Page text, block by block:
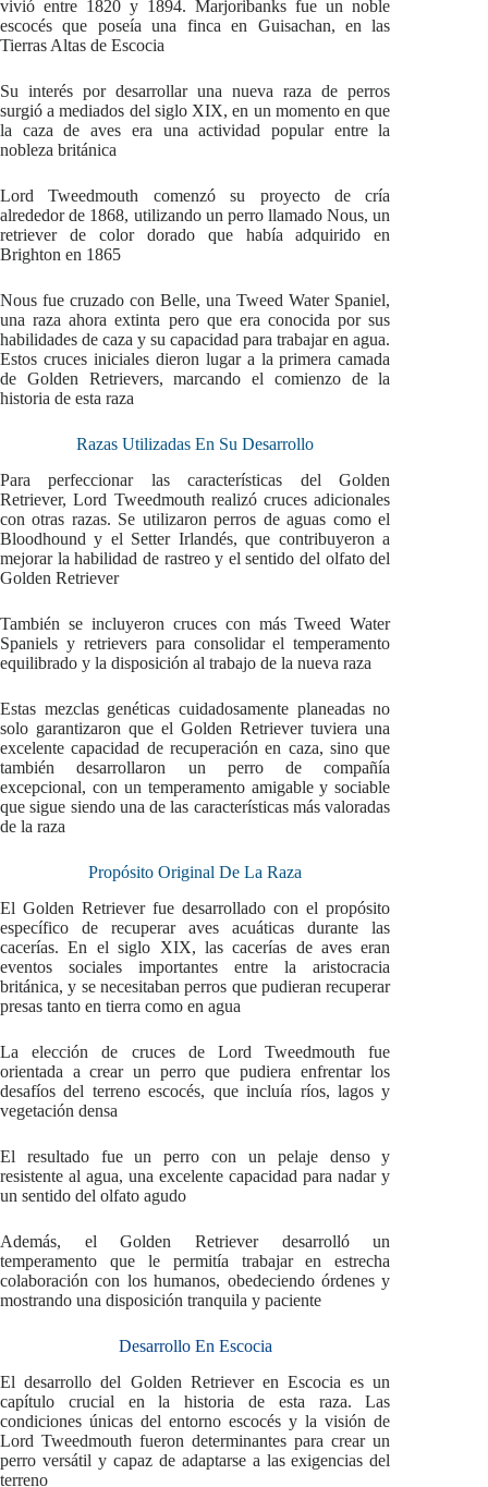
vivió entre 1820 y 1894. Marjoribanks fue un noble
escocés que poseía una finca en Guisachan, en las
Tierras Altas de Escocia
Su interés por desarrollar una nueva raza de perros
surgió a mediados del siglo XIX, en un momento en que
la caza de aves era una actividad popular entre la
nobleza británica
Lord Tweedmouth comenzó su proyecto de cría
alrededor de 1868, utilizando un perro llamado Nous, un
retriever de color dorado que había adquirido en
Brighton en 1865
Nous fue cruzado con Belle, una Tweed Water Spaniel,
una raza ahora extinta pero que era conocida por sus
habilidades de caza y su capacidad para trabajar en agua.
Estos cruces iniciales dieron lugar a la primera camada
de Golden Retrievers, marcando el comienzo de la
historia de esta raza
Razas Utilizadas En Su Desarrollo
Para perfeccionar las características del Golden
Retriever, Lord Tweedmouth realizó cruces adicionales
con otras razas. Se utilizaron perros de aguas como el
Bloodhound y el Setter Irlandés, que contribuyeron a
mejorar la habilidad de rastreo y el sentido del olfato del
Golden Retriever
También se incluyeron cruces con más Tweed Water
Spaniels y retrievers para consolidar el temperamento
equilibrado y la disposición al trabajo de la nueva raza
Estas mezclas genéticas cuidadosamente planeadas no
solo garantizaron que el Golden Retriever tuviera una
excelente capacidad de recuperación en caza, sino que
también desarrollaron un perro de compañía
excepcional, con un temperamento amigable y sociable
que sigue siendo una de las características más valoradas
de la raza
Propósito Original De La Raza
El Golden Retriever fue desarrollado con el propósito
específico de recuperar aves acuáticas durante las
cacerías. En el siglo XIX, las cacerías de aves eran
eventos sociales importantes entre la aristocracia
británica, y se necesitaban perros que pudieran recuperar
presas tanto en tierra como en agua
La elección de cruces de Lord Tweedmouth fue
orientada a crear un perro que pudiera enfrentar los
desafíos del terreno escocés, que incluía ríos, lagos y
vegetación densa
El resultado fue un perro con un pelaje denso y
resistente al agua, una excelente capacidad para nadar y
un sentido del olfato agudo
Además, el Golden Retriever desarrolló un
temperamento que le permitía trabajar en estrecha
colaboración con los humanos, obedeciendo órdenes y
mostrando una disposición tranquila y paciente
Desarrollo En Escocia
El desarrollo del Golden Retriever en Escocia es un
capítulo crucial en la historia de esta raza. Las
condiciones únicas del entorno escocés y la visión de
Lord Tweedmouth fueron determinantes para crear un
perro versátil y capaz de adaptarse a las exigencias del
terreno